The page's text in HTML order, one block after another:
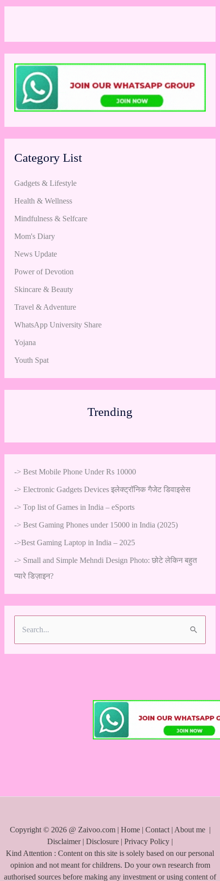
Category List
Gadgets & Lifestyle
Health & Wellness
Mindfulness & Selfcare
Mom's Diary
News Update
Power of Devotion
Skincare & Beauty
Travel & Adventure
WhatsApp University Share
Yojana
Youth Spat
Trending
-> Best Mobile Phone Under Rs 10000
-> Electronic Gadgets Devices इलेक्ट्रॉनिक गैजेट डिवाइसेस
-> Top list of Games in India – eSports
-> Best Gaming Phones under 15000 in India (2025)
->Best Gaming Laptop in India – 2025
-> Small and Simple Mehndi Design Photo: छोटे लेकिन बहुत
प्यारे डिज़ाइन?
Copyright © 2026 @ Zaivoo.com | Home| Contact| About me |
Disclaimer| Disclosure | Privacy Policy |
Kind Attention : Content on this site is solely based on our personal
opinion and not meant for childrens. Do your own research from
authorised sources before making any investment or using content of